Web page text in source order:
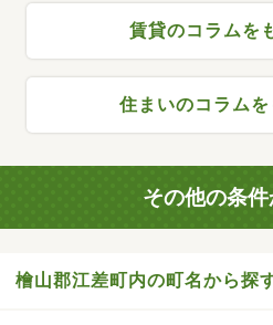
賃貸のコラムを
住まいのコラム
その他の条
檜山郡江差町内の町名から探